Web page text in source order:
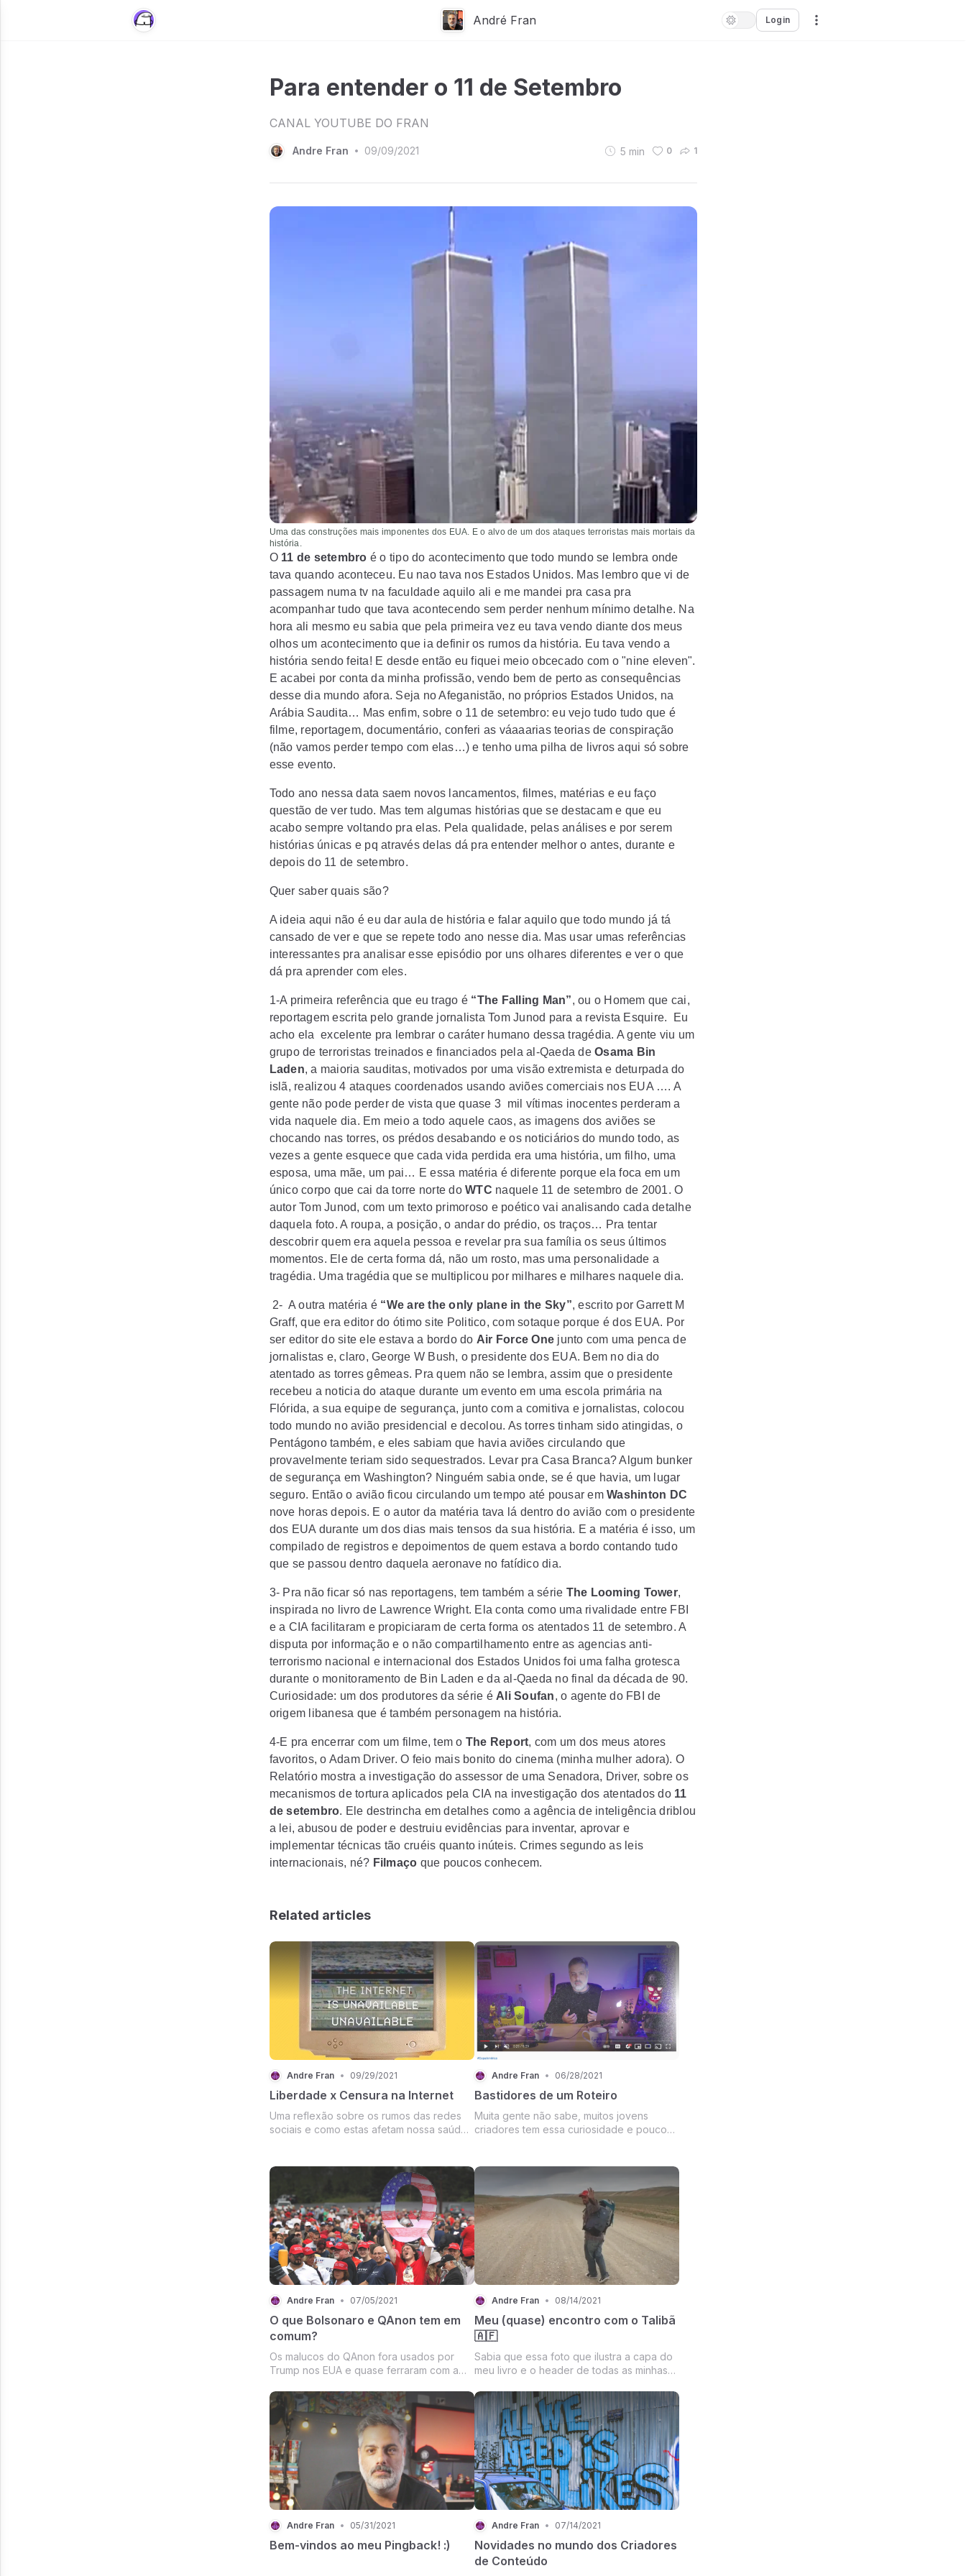
André Fran Login
Para entender o 11 de Setembro
CANAL YOUTUBE DO FRAN
Andre Fran • 09/09/2021 5 min 0 1
Uma das construções mais imponentes dos EUA. E o alvo de um dos ataques terroristas mais mortais da
história.
O 11 de setembro é o tipo do acontecimento que todo mundo se lembra onde
tava quando aconteceu. Eu nao tava nos Estados Unidos. Mas lembro que vi de
passagem numa tv na faculdade aquilo ali e me mandei pra casa pra
acompanhar tudo que tava acontecendo sem perder nenhum mínimo detalhe. Na
hora ali mesmo eu sabia que pela primeira vez eu tava vendo diante dos meus
olhos um acontecimento que ia definir os rumos da história. Eu tava vendo a
história sendo feita! E desde então eu fiquei meio obcecado com o "nine eleven".
E acabei por conta da minha profissão, vendo bem de perto as consequências
desse dia mundo afora. Seja no Afeganistão, no próprios Estados Unidos, na
Arábia Saudita… Mas enfim, sobre o 11 de setembro: eu vejo tudo tudo que é
filme, reportagem, documentário, conferi as váaaarias teorias de conspiração
(não vamos perder tempo com elas…) e tenho uma pilha de livros aqui só sobre
esse evento.
Todo ano nessa data saem novos lancamentos, filmes, matérias e eu faço
questão de ver tudo. Mas tem algumas histórias que se destacam e que eu
acabo sempre voltando pra elas. Pela qualidade, pelas análises e por serem
histórias únicas e pq através delas dá pra entender melhor o antes, durante e
depois do 11 de setembro.
Quer saber quais são?
A ideia aqui não é eu dar aula de história e falar aquilo que todo mundo já tá
cansado de ver e que se repete todo ano nesse dia. Mas usar umas referências
interessantes pra analisar esse episódio por uns olhares diferentes e ver o que
dá pra aprender com eles.
1-A primeira referência que eu trago é “The Falling Man”, ou o Homem que cai,
reportagem escrita pelo grande jornalista Tom Junod para a revista Esquire. Eu
acho ela excelente pra lembrar o caráter humano dessa tragédia. A gente viu um
grupo de terroristas treinados e financiados pela al-Qaeda de Osama Bin
Laden, a maioria sauditas, motivados por uma visão extremista e deturpada do
islã, realizou 4 ataques coordenados usando aviões comerciais nos EUA …. A
gente não pode perder de vista que quase 3 mil vítimas inocentes perderam a
vida naquele dia. Em meio a todo aquele caos, as imagens dos aviões se
chocando nas torres, os prédos desabando e os noticiários do mundo todo, as
vezes a gente esquece que cada vida perdida era uma história, um filho, uma
esposa, uma mãe, um pai… E essa matéria é diferente porque ela foca em um
único corpo que cai da torre norte do WTC naquele 11 de setembro de 2001. O
autor Tom Junod, com um texto primoroso e poético vai analisando cada detalhe
daquela foto. A roupa, a posição, o andar do prédio, os traços… Pra tentar
descobrir quem era aquela pessoa e revelar pra sua família os seus últimos
momentos. Ele de certa forma dá, não um rosto, mas uma personalidade a
tragédia. Uma tragédia que se multiplicou por milhares e milhares naquele dia.
2- A outra matéria é “We are the only plane in the Sky”, escrito porGarrett M
Graff, que era editor do ótimo site Politico, com sotaque porque é dos EUA. Por
ser editor do site ele estava a bordo do Air Force One junto com uma penca de
jornalistas e, claro, George W Bush, o presidente dos EUA. Bem no dia do
atentado as torres gêmeas. Pra quem não se lembra, assim que o presidente
recebeu a noticia do ataque durante um evento em uma escola primária na
Flórida, a sua equipe de segurança, junto com a comitiva e jornalistas, colocou
todo mundo no avião presidencial e decolou. As torres tinham sido atingidas, o
Pentágono também, e eles sabiam que havia aviões circulando que
provavelmente teriam sido sequestrados. Levar pra Casa Branca? Algum bunker
de segurança em Washington? Ninguém sabia onde, se é que havia, um lugar
seguro. Entãoo avião ficou circulando um tempo até pousar em Washinton DC
nove horas depois. E o autor da matéria tava lá dentro do avião com o presidente
dos EUA durante um dos dias mais tensos da sua história. E a matéria é isso, um
compilado de registros e depoimentos de quem estava a bordo contando tudo
que se passou dentro daquela aeronave no fatídico dia.
3- Pra não ficar só nas reportagens, tem também a série The Looming Tower,
inspirada no livro de Lawrence Wright. Ela conta como uma rivalidade entre FBI
e a CIA facilitaram e propiciaram de certa forma os atentados 11 de setembro. A
disputa por informação e o não compartilhamento entre as agencias anti-
terrorismo nacional e internacional dos Estados Unidos foi uma falha grotesca
durante o monitoramento de Bin Laden e da al-Qaeda no final da década de 90.
Curiosidade: um dos produtores da série é Ali Soufan, o agente do FBI de
origem libanesa que é também personagem na história.
4-E pra encerrar com um filme, tem o The Report, com um dos meus atores
favoritos, o Adam Driver. O feio mais bonito do cinema (minha mulher adora). O
Relatório mostra a investigação do assessor de uma Senadora, Driver, sobre os
mecanismos de tortura aplicados pela CIA na investigação dos atentados do 11
de setembro. Ele destrincha em detalhes como a agência de inteligência driblou
a lei, abusou de poder e destruiu evidências para inventar, aprovar e
implementar técnicas tão cruéis quanto inúteis. Crimes segundo as leis
internacionais, né? Filmaço que poucos conhecem.
Related articles
Andre Fran • 09/29/2021
Liberdade x Censura na Internet
Uma reflexão sobre os rumos das redes
sociais e como estas afetam nossa saúde
Andre Fran • 06/28/2021
Bastidores de um Roteiro
Muita gente não sabe, muitos jovens
criadores tem essa curiosidade e poucos
verdade é que tudo começa com um bom
roteiro. Eu sempre segui essa regra que
aprendi em inúmeros ...
Andre Fran • 07/05/2021
O que Bolsonaro e QAnon tem em
comum?
Os malucos do QAnon fora usados por
Trump nos EUA e quase ferraram com a
pelo mesmo caminho?
Andre Fran • 08/14/2021
Meu (quase) encontro com o Talibã
🇦🇫
Sabia que essa foto que ilustra a capa do
meu livro e o header de todas as minhas
dia que eu quase dei de cara com os
talibãs que agora ameaçam retomar o
poder no país?
Andre Fran • 05/31/2021
Bem-vindos ao meu Pingback! :)
Andre Fran • 07/14/2021
Novidades no mundo dos Criadores
de Conteúdo